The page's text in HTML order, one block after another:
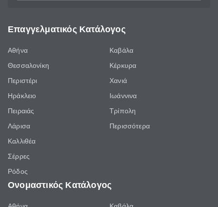
Επαγγελματικός Κατάλογος
Αθήνα
Θεσσαλονίκη
Περιστέρι
Ηράκλειο
Πειραιάς
Λάρισα
Καλλιθέα
Σέρρες
Ρόδος
Καβάλα
Κέρκυρα
Χανιά
Ιωάννινα
Τρίπολη
Περισσότερα
Ονομαστικός Κατάλογος